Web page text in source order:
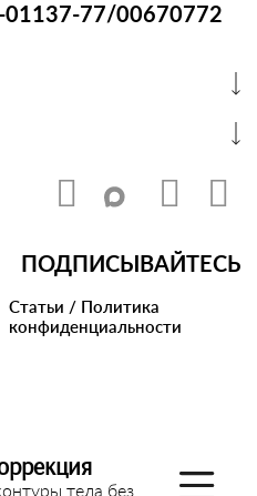
77/00670772
ПОДПИСЫВАЙТЕСЬ
Статьи / Политика
конфиденциальности
тела без